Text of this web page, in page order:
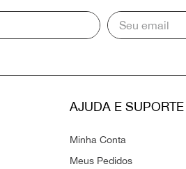
AJUDA E SUPORTE
Minha Conta
Meus Pedidos